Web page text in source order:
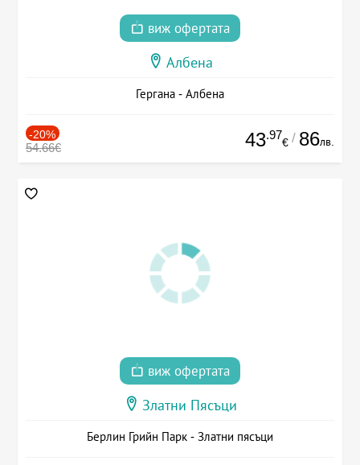
виж офертата
Албена
Гергана - Албена
-20%
54.66€ 43.97
€ / 86лв.
виж офертата
Златни Пясъци
Берлин Грийн Парк - Златни пясъци